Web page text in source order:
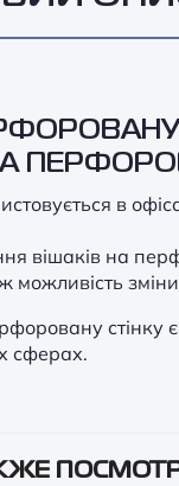
в
вішаків на
можливість
стінку
сферах.